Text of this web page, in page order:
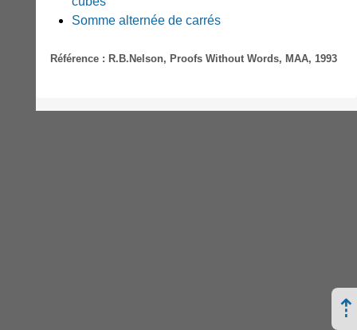
Somme alternée de carrés
Référence : R.B.Nelson, Proofs Without Words, MAA, 1993